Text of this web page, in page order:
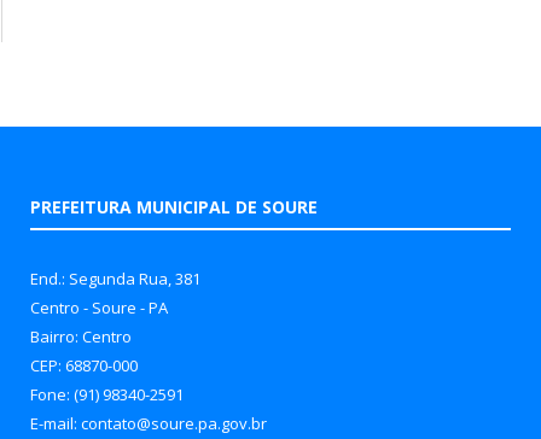
PREFEITURA MUNICIPAL DE SOURE
End.: Segunda Rua, 381
Centro - Soure - PA
Bairro: Centro
CEP: 68870-000
Fone: (91) 98340-2591
E-mail: contato@soure.pa.gov.br